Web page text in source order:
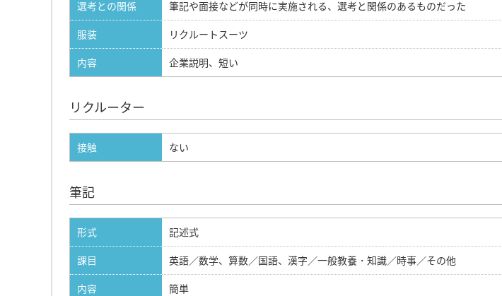
選考との関係
筆記や面接などが同時に実施される、選考と関係のあるものだった
服装
リクルートスーツ
内容
企業説明、短い
リクルーター
接触 ない
筆記
形式
記述式
課目
英語／数学、算数／国語、漢字／一般教養・知識／時事／その他
内容
簡単